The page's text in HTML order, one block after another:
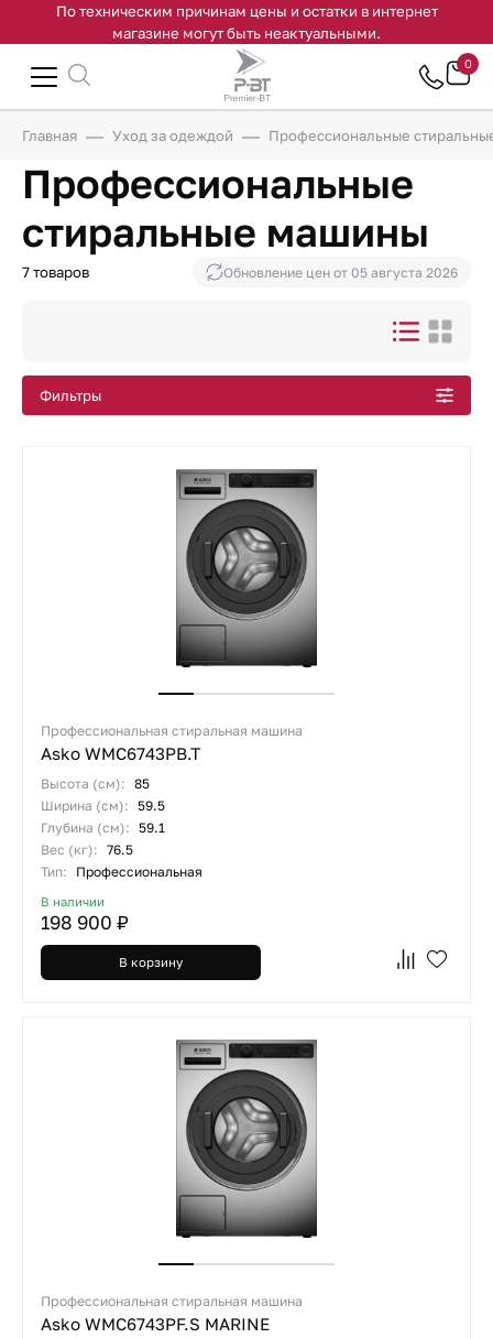
По техническим причинам цены и остатки в интернет
магазине могут быть неактуальными.
0
Главная Уход за одеждой Профессиональные
Профессиональные
стиральные машины
7 товаров Обновление цен от 05 августа 2026
Профессиональная стиральная машина
Asko WMC6743PB.T
Высота (см): 85
Ширина (см): 59.5
Глубина (см): 59.1
Вес (кг): 76.5
Тип:
Профессиональная
В наличии
198 900 ₽
В корзину
Профессиональная стиральная машина
Asko WMC6743PF.S MARINE
Фильтры